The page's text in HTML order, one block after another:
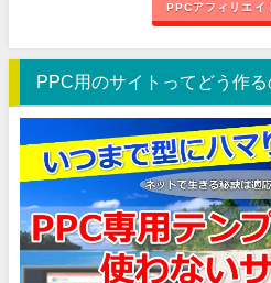
PPCアフィリエイ
PPC用のサイトってどう作る